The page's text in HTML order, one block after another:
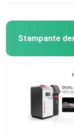
Stampante